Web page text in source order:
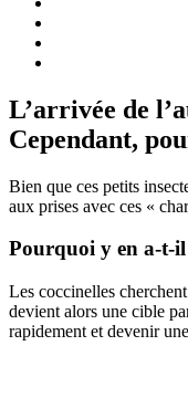
L’arrivée de
Cependant,
Bien que ces petits
aux prises avec ces «
Pourquoi y en a-t-
Les coccinelles
devient alors une cible
rapidement et devenir